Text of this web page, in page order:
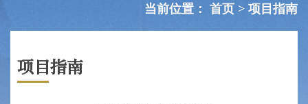
当前位置： 首页 > 项目指南
项目指南